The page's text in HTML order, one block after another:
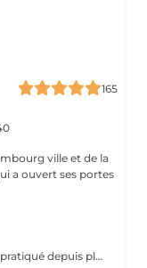
165
ville et de la
a ouvert ses portes
Plongez dans un rituel ancestral japonais, pratiqué depuis plus de 400 ans, pour redonner force, éclat et vitalité à vos ongles. Véritable soin « SOS » pour les ongles fragilisés, cassants ou dédoublés, la manucure japonaise nourrit et fortifie grâce à des ingrédients 100 % naturels : cire d'abeille, thé rouge, algues, bambou, jojoba, zinc, vitamine A et minéraux. L'effet est immédiat : les ongles retrouvent leur brillance naturelle, se renforcent et prennent une teinte rosée lumineuse sans aucun produit chimique. Ce soin stimule la circulation sanguine, améliore la croissance et la qualité de l'ongle, et laisse vos mains douces et soignées. Idéal pour faire une pause entre deux vernis ou poses, ou simplement offrir à vos mains un moment de pure régénération naturelle.